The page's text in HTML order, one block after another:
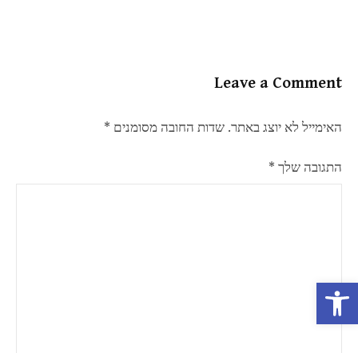
פתח סרגל נגישות
Leave a Comment
האימייל לא יוצג באתר. שדות החובה מסומנים *
התגובה שלך *